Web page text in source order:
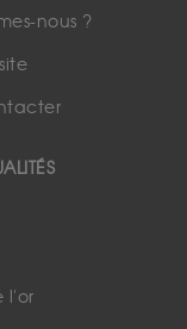
nous ?
l'or